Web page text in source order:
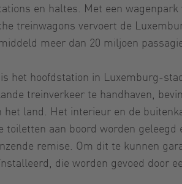
en haltes. Met een wagenpark
treinwagons vervoert de
meer dan 20 miljoen
het hoofdstation in Luxemburg-
treinverkeer te handhaven,
het land. Het interieur en de
toiletten aan boord worden geleegd
remise. Om dit te kunnen
die worden gevoed door